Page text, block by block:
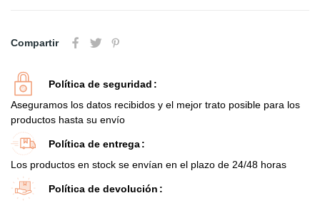
Compartir
Política de seguridad
Aseguramos los datos recibidos y el mejor trato posible para los
productos hasta su envío
Política de entrega
Los productos en stock se envían en el plazo de 24/48 horas
Política de devolución